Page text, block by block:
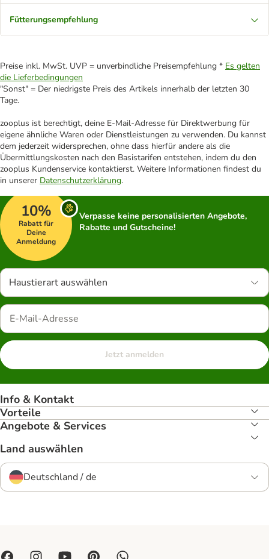
Fütterungsempfehlung
Preise inkl. MwSt. UVP = unverbindliche Preisempfehlung * Es gelten
die Lieferbedingungen
"Sonst" = Der niedrigste Preis des Artikels innerhalb der letzten 30
Tage.
zooplus ist berechtigt, deine E-Mail-Adresse für Direktwerbung für
eigene ähnliche Waren oder Dienstleistungen zu verwenden. Du kannst
dem jederzeit widersprechen, ohne dass hierfür andere als die
Übermittlungskosten nach den Basistarifen entstehen, indem du den
zooplus Kundenservice kontaktierst. Weitere Informationen findest du
in unserer Datenschutzerklärung.
10%
Rabatt für
Deine
Anmeldung
Verpasse keine personalisierten Angebote,
Rabatte und Gutscheine!
Haustierart auswählen
Jetzt anmelden
Info & Kontakt
Vorteile
Angebote & Services
Land auswählen
Deutschland / de